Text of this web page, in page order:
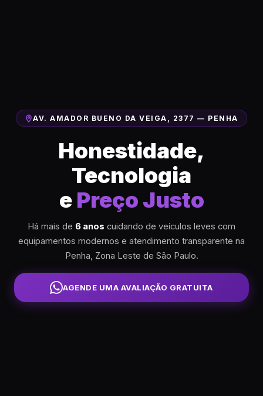
AV. AMADOR BUENO DA VEIGA, 2377 — PENHA
Honestidade,
Tecnologia
e Preço Justo
Há mais de 6 anos cuidando de veículos leves com
equipamentos modernos e atendimento transparente na
Penha, Zona Leste de São Paulo.
AGENDE UMA AVALIAÇÃO GRATUITA